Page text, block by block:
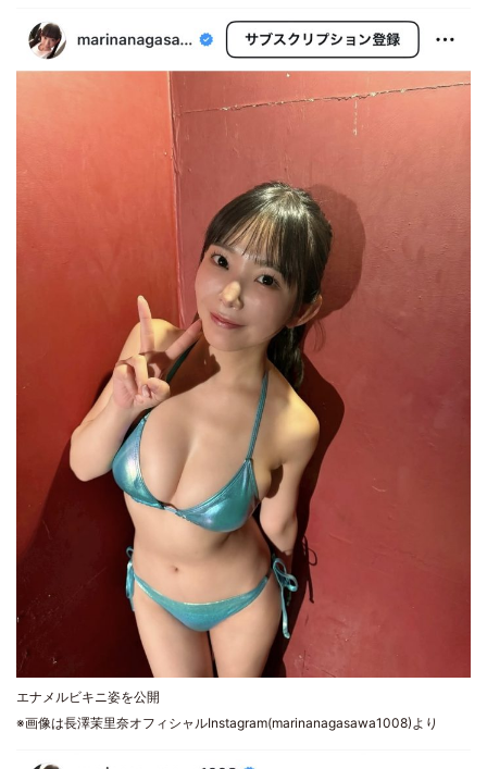
エナメルビキニ姿を公開
※画像は長澤茉里奈オフィシャルInstagram(marinanagasawa1008)より